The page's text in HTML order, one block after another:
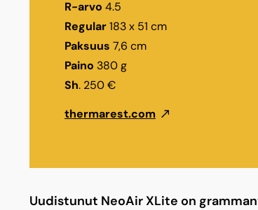
R-arvo 4.5
Regular183 x 51 cm
Paksuus 7,6 cm
Paino 380 g
Sh. 250 €
thermarest.com
Uudistunut NeoAir XLite on